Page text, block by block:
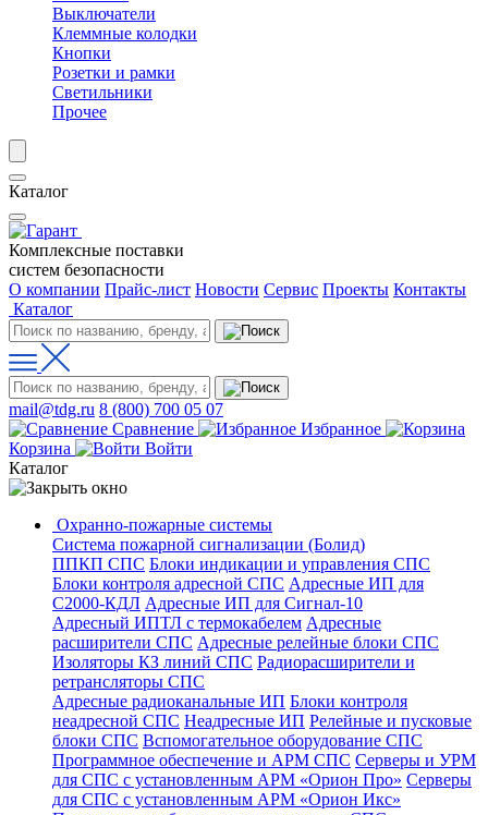
Выключатели
Клеммные колодки
Кнопки
Розетки и рамки
Светильники
Прочее
Каталог
Комплексные поставки
систем безопасности
О компании Прайс-лист Новости Сервис Проекты Контакты
Каталог
mail@tdg.ru 8 (800) 700 05 07
Сравнение
Избранное
Корзина
Войти
Каталог
Охранно-пожарные системы
Система пожарной сигнализации (Болид)
ППКП СПС Блоки индикации и управления СПС
Блоки контроля адресной СПС Адресные ИП для
С2000-КДЛ Адресные ИП для Сигнал-10
Адресный ИПТЛ с термокабелем Адресные
расширители СПС Адресные релейные блоки СПС
Изоляторы КЗ линий СПС Радиорасширители и
ретрансляторы СПС
Адресные радиоканальные ИП Блоки контроля
неадресной СПС Неадресные ИП Релейные и пусковые
блоки СПС Вспомогательное оборудование СПС
Программное обеспечение и АРМ СПС Серверы и УРМ
для СПС с установленным АРМ «Орион Про» Серверы
для СПС с установленным АРМ «Орион Икс»